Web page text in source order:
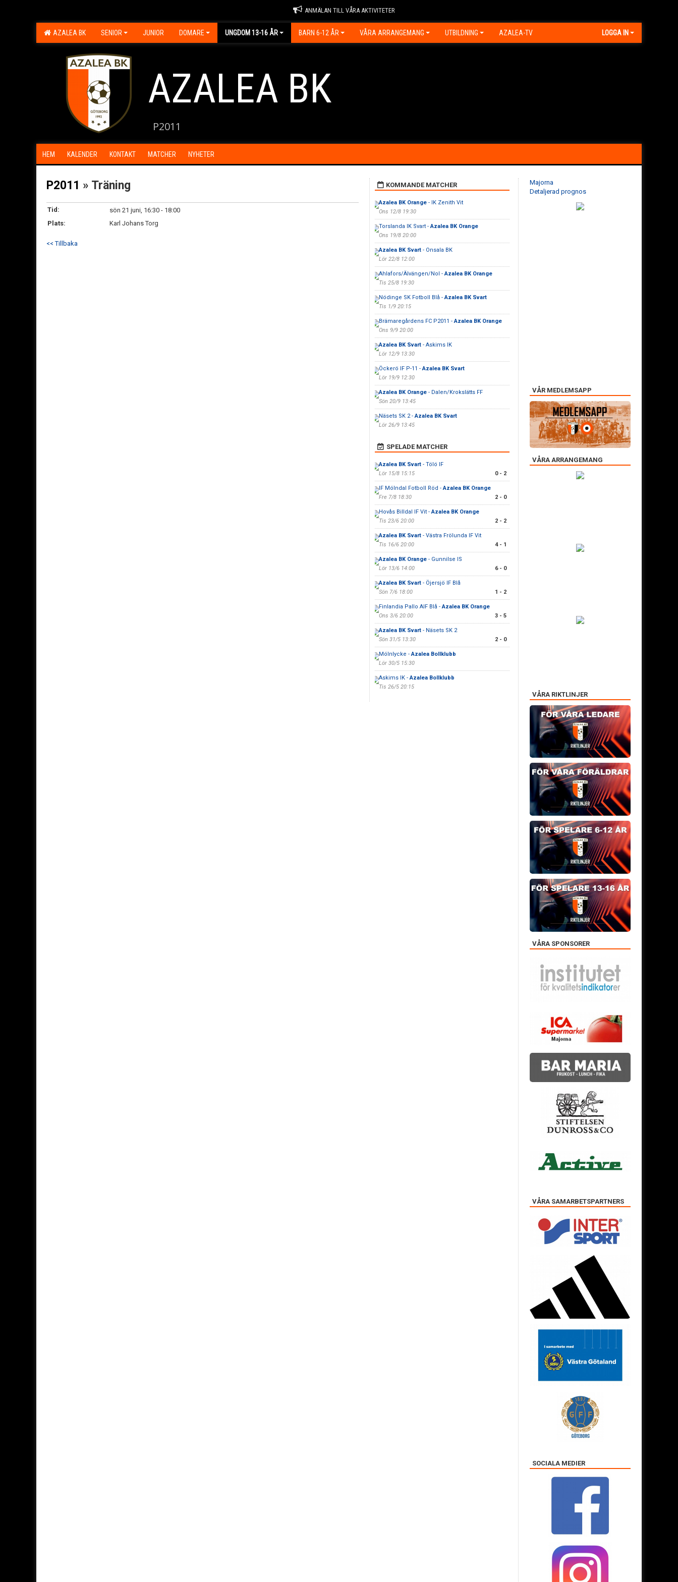
ANMÄLAN TILL VÅRA AKTIVITETER
AZALEA BK SENIOR JUNIOR DOMARE UNGDOM 13-16 ÅR BARN 6-12 ÅR VÅRA ARRANGEMANG UTBILDNING AZALEA-TV LOGGA IN
AZALEA BK
P2011
HEM KALENDER KONTAKT MATCHER NYHETER
P2011 » Träning
Tid:
sön 21 juni, 16:30 - 18:00
Plats:
Karl Johans Torg
<< Tillbaka
KOMMANDE MATCHER
Azalea BK Orange- IK Zenith Vit
Ons 12/8 19:30
Torslanda IK Svart -Azalea BK Orange
Ons 19/8 20:00
Azalea BK Svart- Onsala BK
Lör 22/8 12:00
Ahlafors/Älvängen/Nol -Azalea BK Orange
Tis 25/8 19:30
Nödinge SK Fotboll Blå -Azalea BK Svart
Tis 1/9 20:15
Brämaregårdens FC P2011 -Azalea BK Orange
Ons 9/9 20:00
Azalea BK Svart- Askims IK
Lör 12/9 13:30
Öckerö IF P-11 -Azalea BK Svart
Lör 19/9 12:30
Azalea BK Orange- Dalen/Krokslätts FF
Sön 20/9 13:45
Näsets SK 2 -Azalea BK Svart
Lör 26/9 13:45
SPELADE MATCHER
Azalea BK Svart- Tölö IF
Lör 15/8 15:15
0 - 2
IF Mölndal Fotboll Röd -Azalea BK Orange
Fre 7/8 18:30
2 - 0
Hovås Billdal IF Vit -Azalea BK Orange
Tis 23/6 20:00
2 - 2
Azalea BK Svart- Västra Frölunda IF Vit
Tis 16/6 20:00
4 - 1
Azalea BK Orange- Gunnilse IS
Lör 13/6 14:00
6 - 0
Azalea BK Svart- Öjersjö IF Blå
Sön 7/6 18:00
1 - 2
Finlandia Pallo AIF Blå -Azalea BK Orange
Ons 3/6 20:00
3 - 5
Azalea BK Svart- Näsets SK 2
Sön 31/5 13:30
2 - 0
Mölnlycke -Azalea Bollklubb
Lör 30/5 15:30
Askims IK -Azalea Bollklubb
Tis 26/5 20:15
Majorna
Detaljerad prognos
VÅR MEDLEMSAPP
VÅRA ARRANGEMANG
VÅRA RIKTLINJER
VÅRA SPONSORER
VÅRA SAMARBETSPARTNERS
SOCIALA MEDIER